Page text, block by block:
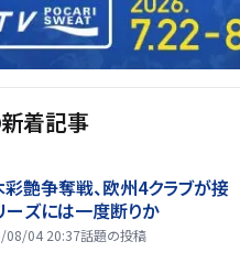
着記事
艶争奪戦、欧州4クラブが接
ーズには一度断りか
08/04 20:37話題の投稿